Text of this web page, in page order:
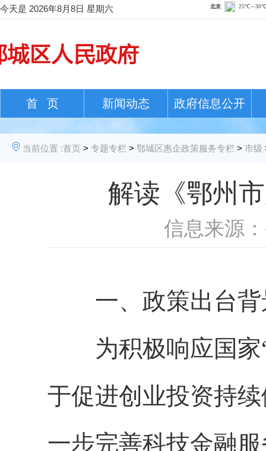
今天是 2026年8月8日 星期六
首 页 新闻动态 政府信息公开
当前位置 :首页 > 专题专栏 > 鄂城区惠企政策服务专栏 > 市级
解读《鄂州
信息来源
一、政策出台背
为积极响应国家“
于促进创业投资持
一步完善科技金融